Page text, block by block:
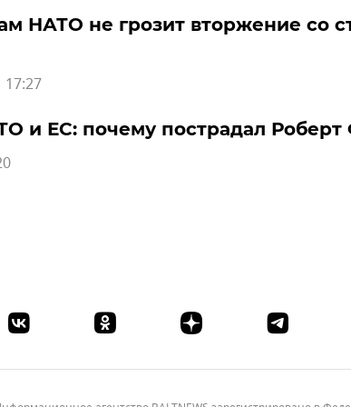
НАТО не грозит вторжение со
17:27
и ЕС: почему пострадал